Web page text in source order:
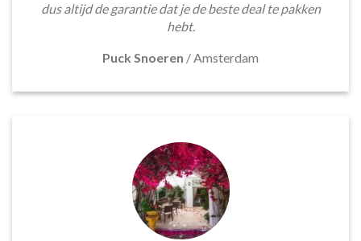
dus altijd de garantie dat je de beste deal te pakken
hebt.
Puck Snoeren /Amsterdam